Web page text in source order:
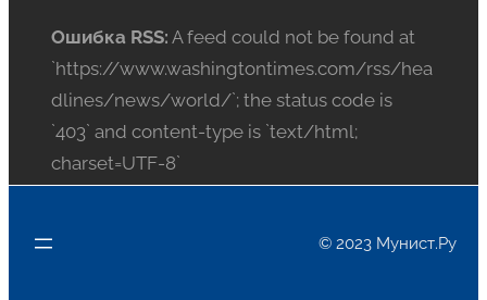
Ошибка RSS: A feed could not be found at
`https://www.washingtontimes.com/rss/hea
dlines/news/world/`; the status code is
`403` and content-type is `text/html;
charset=UTF-8`
© 2023 Мунист.Ру